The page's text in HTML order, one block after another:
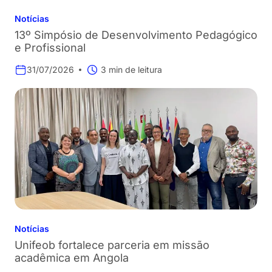
Notícias
13º Simpósio de Desenvolvimento Pedagógico
e Profissional
31/07/2026 3 min de leitura
Notícias
Unifeob fortalece parceria em missão
acadêmica em Angola